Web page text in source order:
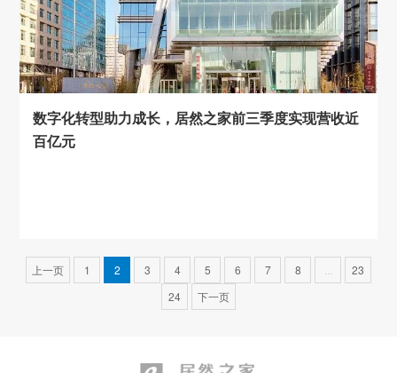
数字化转型助力成长，居然之家前三季度实现营收近
百亿元
上一页 1 2 3 4 5 6 7 8
23
24
下一页